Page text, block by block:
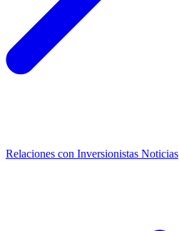
Relaciones con Inversionistas Noticias